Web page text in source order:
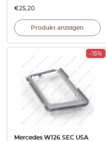
€25,20
Produkt anzeigen
-15%
Mercedes W126 SEC USA